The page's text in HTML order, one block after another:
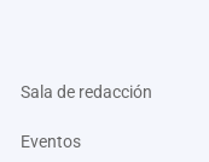
Sala de redacción
Eventos